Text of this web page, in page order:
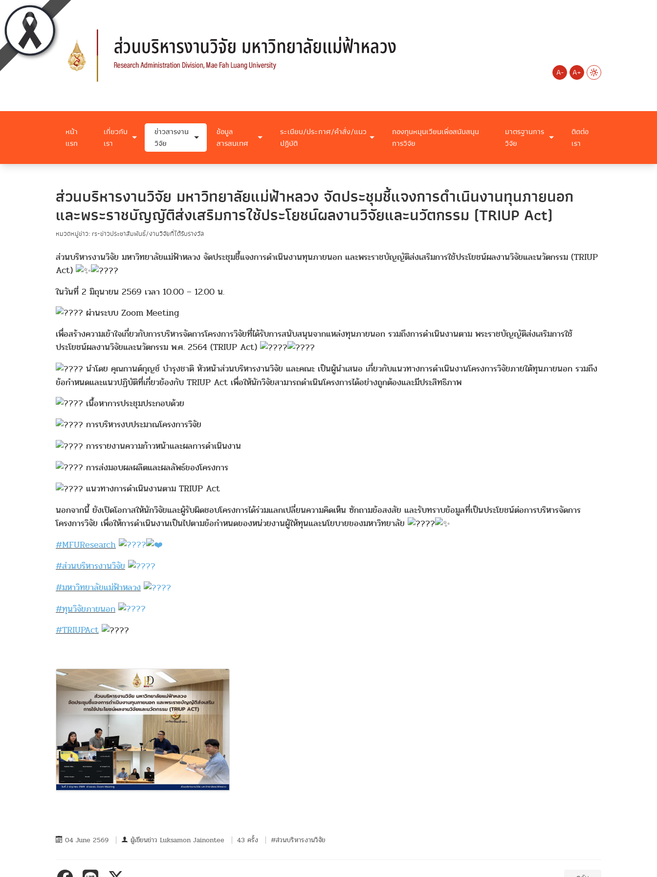
A- A+
หน้า
แรก
เกี่ยวกับ
เรา
ข่าวสารงาน
วิจัย
ข้อมูล
สารสนเทศ
ระเบียบ/ประกาศ/คำสั่ง/แนว
ปฏิบัติ
กองทุนหมุนเวียนเพื่อสนับสนุน
การวิจัย
มาตรฐานการ
วิจัย
ติดต่อ
เรา
ส่วนบริหารงานวิจัย มหาวิทยาลัยแม่ฟ้าหลวง จัดประชุมชี้แจงการดำเนินงานทุนภายนอก
และพระราชบัญญัติส่งเสริมการใช้ประโยชน์ผลงานวิจัยและนวัตกรรม (TRIUP Act)
หมวดหมู่ข่าว: rs-ข่าวประชาสัมพันธ์/งานวิจัยที่ได้รับรางวัล
ส่วนบริหารงานวิจัย มหาวิทยาลัยแม่ฟ้าหลวง จัดประชุมชี้แจงการดำเนินงานทุนภายนอก และพระราชบัญญัติส่งเสริมการใช้ประโยชน์ผลงานวิจัยและนวัตกรรม (TRIUP
Act)
ในวันที่ 2 มิถุนายน 2569 เวลา 10.00 – 12.00 น.
ผ่านระบบ Zoom Meeting
เพื่อสร้างความเข้าใจเกี่ยวกับการบริหารจัดการโครงการวิจัยที่ได้รับการสนับสนุนจากแหล่งทุนภายนอก รวมถึงการดำเนินงานตาม พระราชบัญญัติส่งเสริมการใช้
ประโยชน์ผลงานวิจัยและนวัตกรรม พ.ศ. 2564 (TRIUP Act)
นำโดย คุณกานต์กุญช์ บำรุงชาติ หัวหน้าส่วนบริหารงานวิจัย และคณะ เป็นผู้นำเสนอ เกี่ยวกับแนวทางการดำเนินงานโครงการวิจัยภายใต้ทุนภายนอก รวมถึง
ข้อกำหนดและแนวปฏิบัติที่เกี่ยวข้องกับ TRIUP Act เพื่อให้นักวิจัยสามารถดำเนินโครงการได้อย่างถูกต้องและมีประสิทธิภาพ
เนื้อหาการประชุมประกอบด้วย
การบริหารงบประมาณโครงการวิจัย
การรายงานความก้าวหน้าและผลการดำเนินงาน
การส่งมอบผลผลิตและผลลัพธ์ของโครงการ
แนวทางการดำเนินงานตาม TRIUP Act
นอกจากนี้ ยังเปิดโอกาสให้นักวิจัยและผู้รับผิดชอบโครงการได้ร่วมแลกเปลี่ยนความคิดเห็น ซักถามข้อสงสัย และรับทราบข้อมูลที่เป็นประโยชน์ต่อการบริหารจัดการ
โครงการวิจัย เพื่อให้การดำเนินงานเป็นไปตามข้อกำหนดของหน่วยงานผู้ให้ทุนและนโยบายของมหาวิทยาลัย
#MFUResearch
#ส่วนบริหารงานวิจัย
#มหาวิทยาลัยแม่ฟ้าหลวง
#ทุนวิจัยภายนอก
#TRIUPAct
04 June 2569 ผู้เขียนข่าว Luksamon Jainontee 43 ครั้ง #ส่วนบริหารงานวิจัย